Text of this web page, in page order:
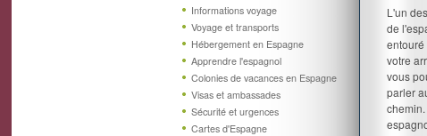
Informations voyage
Voyage et transports
Hébergement en Espagne
Apprendre l'espagnol
Colonies de vacances en Espagne
Visas et ambassades
Sécurité et urgences
Cartes d'Espagne
L'un
de
votre
vous
parler